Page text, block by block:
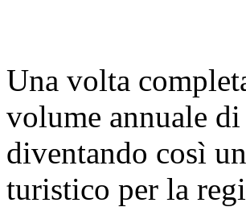
Una volta
volume annuale
diventando così
turistico per la